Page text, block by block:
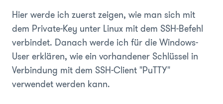
Hier werde ich zuerst zeigen, wie man sich mit
dem Private-Key unter Linux mit dem SSH-Befehl
verbindet. Danach werde ich für die Windows-
User erklären, wie ein vorhandener Schlüssel in
Verbindung mit dem SSH-Client "PuTTY"
verwendet werden kann.